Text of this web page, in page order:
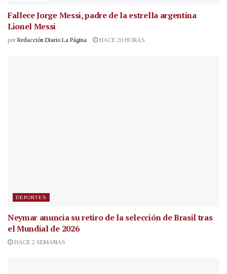
Fallece Jorge Messi, padre de la estrella argentina
Lionel Messi
por Redacción Diario La Página HACE 20 HORAS
DEPORTES
Neymar anuncia su retiro de la selección de Brasil tras
el Mundial de 2026
HACE 2 SEMANAS